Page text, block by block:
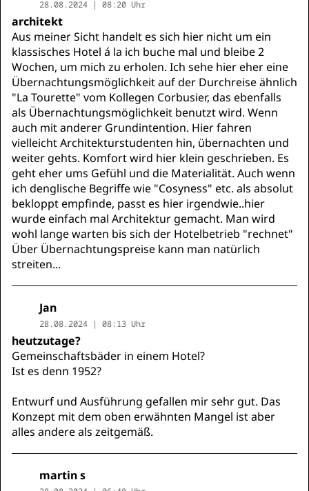
28.08.2024 | 08:20 Uhr
architekt
Aus meiner Sicht handelt es sich hier nicht um ein
klassisches Hotel á la ich buche mal und bleibe 2
Wochen, um mich zu erholen. Ich sehe hier eher eine
Übernachtungsmöglichkeit auf der Durchreise ähnlich
"La Tourette" vom Kollegen Corbusier, das ebenfalls
als Übernachtungsmöglichkeit benutzt wird. Wenn
auch mit anderer Grundintention. Hier fahren
vielleicht Architekturstudenten hin, übernachten und
weiter gehts. Komfort wird hier klein geschrieben. Es
geht eher ums Gefühl und die Materialität. Auch wenn
ich denglische Begriffe wie "Cosyness" etc. als absolut
bekloppt empfinde, passt es hier irgendwie..hier
wurde einfach mal Architektur gemacht. Man wird
wohl lange warten bis sich der Hotelbetrieb "rechnet"
Über Übernachtungspreise kann man natürlich
streiten...
Jan
28.08.2024 | 08:13 Uhr
heutzutage?
Gemeinschaftsbäder in einem Hotel?
Ist es denn 1952?
Entwurf und Ausführung gefallen mir sehr gut. Das
Konzept mit dem oben erwähnten Mangel ist aber
alles andere als zeitgemäß.
martin s